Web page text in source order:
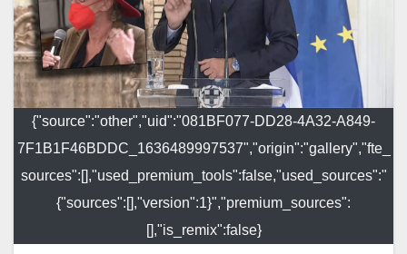
{"source":"other","uid":"081BF077-DD28-4A32-A849-
7F1B1F46BDDC_1636489997537","origin":"gallery","fte_
sources":[],"used_premium_tools":false,"used_sources":"
{"sources":[],"version":1}","premium_sources":
[],"is_remix":false}